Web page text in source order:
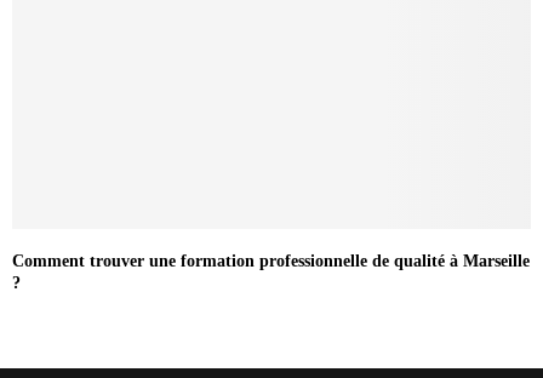
Comment trouver une formation professionnelle de qualité à Marseille
?